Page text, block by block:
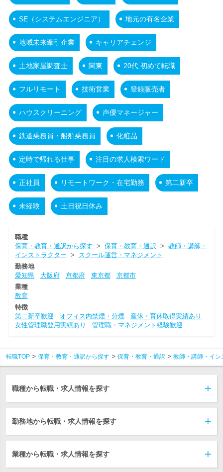
SE（システムエンジニア） 地元の有名企業
地域未来牽引企業 キャリアチェンジ
土地家屋調査士 関東 20代 初めて転職
フルリモート 技術営業 登録販売者
ハウスクリーニング 声優マネージャー
鉄道乗務員・船舶乗務員 化粧品
定時で帰れる仕事 注目の求人検索ワード
正社員 リモートワーク・在宅勤務 第二新卒
未経験 土日祝日休み
職種
保育・教育・通訳から探す > 保育・教育・通訳 > 教師・講師・
インストラクター >
スクール運営・マネジメント
勤務地
愛知県
大阪府 京都府 東京都
京都市
業種
教育
特徴
第二新卒歓迎
オフィス内禁煙・分煙
産休・育休取得実績あり
女性管理職登用実績あり
管理職・マネジメント経験歓迎
転職TOP 保育・教育・通訳から探す 保育・教育・通訳 教師・講師・イン
職種から転職・求人情報を探す
勤務地から転職・求人情報を探す
業種から転職・求人情報を探す